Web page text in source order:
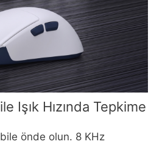
Işık Hızında Tepkime
önde olun. 8 KHz